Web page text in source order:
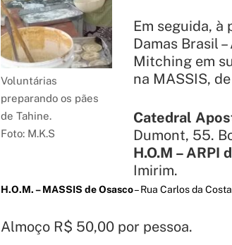
Voluntárias
preparando os pães
de Tahine.
Foto: M.K.S
Em seguida, à
Damas Brasil
Mitching em
na MASSIS,
Catedral
Dumont, 55.
H.O.M – ARPI
Imirim.
H.O.M. – MASSIS de Osasco– Rua Carlos da
Almoço R$ 50,00 por pessoa.